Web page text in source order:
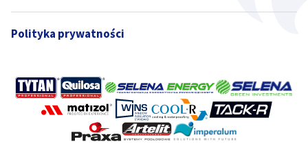
Polityka prywatności